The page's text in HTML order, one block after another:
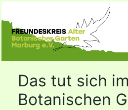
Das tut sich
Botanischen